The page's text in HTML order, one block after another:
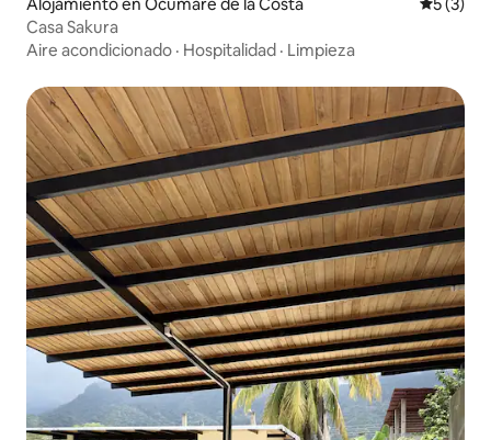
Casa Sakura
Aire acondicionado · Hospitalidad · Limpieza